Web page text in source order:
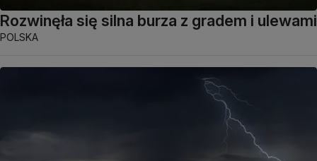
Rozwinęła się silna burza z gradem i ulewami
POLSKA